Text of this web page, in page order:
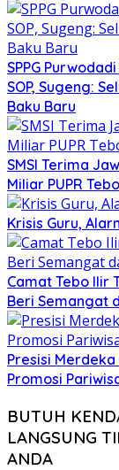
SPPG
SOP, Sugeng:
Baku Baru
SMSI Terima
Miliar PUPR Tebo
Krisis Guru,
Camat Tebo Ilir
Beri Semangat
Presisi
Promosi
BUTUH
LANGSUNG
ANDA